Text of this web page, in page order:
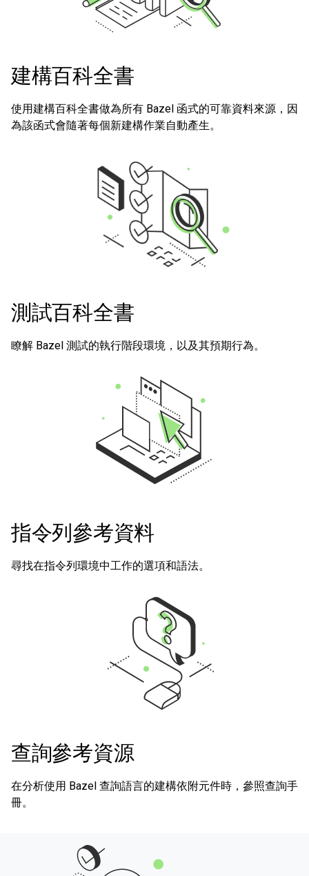
建構百科全書
使用建構百科全書做為所有 Bazel 函式的可靠資料來源，因
為該函式會隨著每個新建構作業自動產生。
測試百科全書
瞭解 Bazel 測試的執行階段環境，以及其預期行為。
指令列參考資料
尋找在指令列環境中工作的選項和語法。
查詢參考資源
在分析使用 Bazel 查詢語言的建構依附元件時，參照查詢手
冊。